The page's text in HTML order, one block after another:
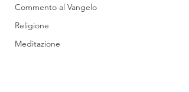
Commento al Vangelo
Religione
Meditazione